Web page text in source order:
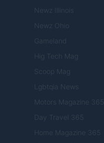
Newz Illinois
Newz Ohio
Gameland
Hig Tech Mag
Scoop Mag
Lgbtqia News
Motors Magazine 365
Day Travel 365
Home Magazine 365